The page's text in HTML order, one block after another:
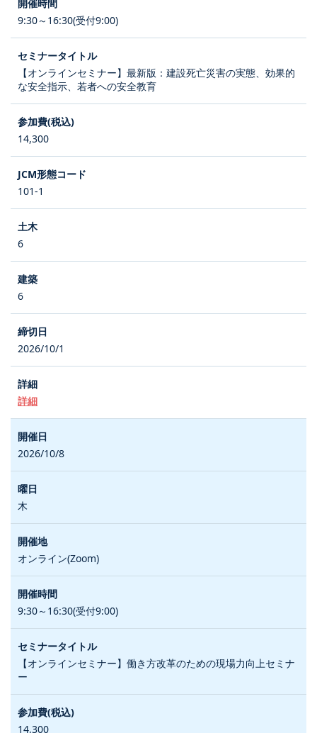
9:30～16:30(受付9:00)
【オンラインセミナー】最新版：建設死亡災害の実態、効果的
な安全指示、若者への安全教育
14,300
101-1
6
6
2026/10/1
詳細
2026/10/8
木
オンライン(Zoom)
9:30～16:30(受付9:00)
【オンラインセミナー】働き方改革のための現場力向上セミナ
ー
14,300